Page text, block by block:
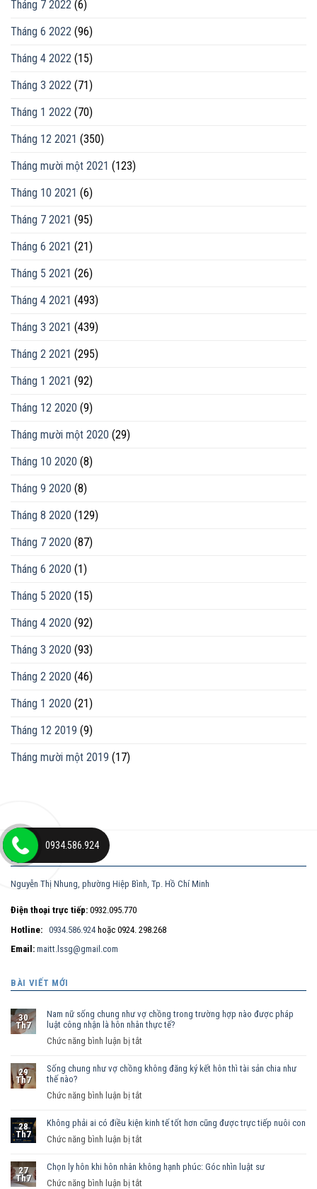
Tháng 7 2022 (6)
Tháng 6 2022 (96)
Tháng 4 2022 (15)
Tháng 3 2022 (71)
Tháng 1 2022 (70)
Tháng 12 2021 (350)
Tháng mười một 2021 (123)
Tháng 10 2021 (6)
Tháng 7 2021 (95)
Tháng 6 2021 (21)
Tháng 5 2021 (26)
Tháng 4 2021 (493)
Tháng 3 2021 (439)
Tháng 2 2021 (295)
Tháng 1 2021 (92)
Tháng 12 2020 (9)
Tháng mười một 2020 (29)
Tháng 10 2020 (8)
Tháng 9 2020 (8)
Tháng 8 2020 (129)
Tháng 7 2020 (87)
Tháng 6 2020 (1)
Tháng 5 2020 (15)
Tháng 4 2020 (92)
Tháng 3 2020 (93)
Tháng 2 2020 (46)
Tháng 1 2020 (21)
Tháng 12 2019 (9)
Tháng mười một 2019 (17)
ĐỊA CHỈ
Nguyễn Thị Nhung, phường Hiệp Bình, Tp. Hồ Chí Minh
Điện thoại trực tiếp: 0932.095.770
Hotline: 0934.586.924 hoặc 0924. 298.268
Email: maitt.lssg@gmail.com
BÀI VIẾT MỚI
30
Th7
Nam nữ sống chung như vợ chồng trong trường hợp nào được pháp
luật công nhận là hôn nhân thực tế?
Chức năng bình luận bị tắt
nữ
vợ
trường
29
Th7
Sống chung như vợ chồng không đăng ký kết hôn thì tài sản chia như
thế nào?
Chức năng bình luận bị tắt
chung
chồng
28
Th7
Không phải ai có điều kiện kinh tế tốt hơn cũng được trực tiếp nuôi con
Chức năng bình luận bị tắt
phải
27
Th7
Chọn ly hôn khi hôn nhân không hạnh phúc: Góc nhìn luật sư
Chức năng bình luận bị tắt
0934.586.924